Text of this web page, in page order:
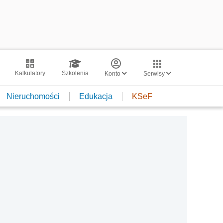
Kalkulatory Szkolenia Konto Serwisy
Nieruchomości Edukacja KSeF